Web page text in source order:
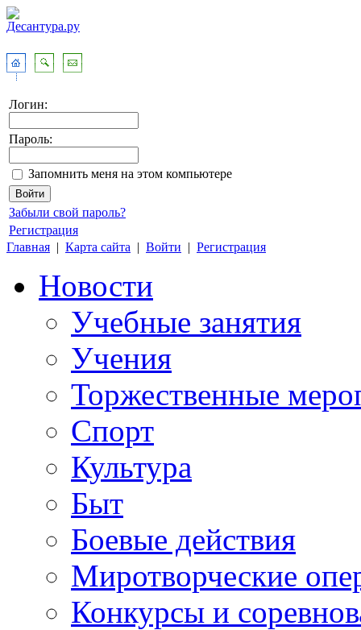
Логин:
Пароль:
Запомнить меня на этом компьютере
Забыли свой пароль?
Регистрация
Главная | Карта сайта | Войти | Регистрация
Новости
Учебные занятия
Учения
Торжественные
Спорт
Культура
Быт
Боевые действия
Миротворческие
Конкурсы и